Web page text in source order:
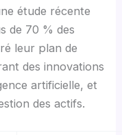
étude récente
de 70 % des
leur plan de
des innovations
artificielle, et
des actifs.